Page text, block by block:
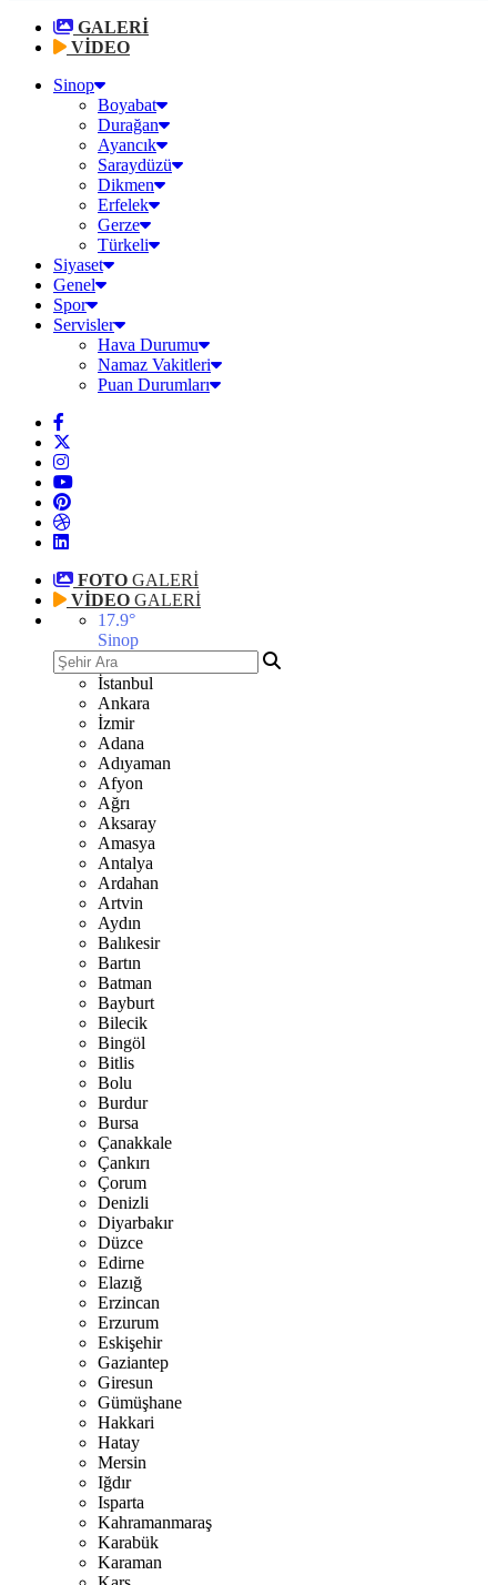
GALERİ
VİDEO
Sinop
Boyabat
Durağan
Ayancık
Saraydüzü
Dikmen
Erfelek
Gerze
Türkeli
Siyaset
Genel
Spor
Servisler
Hava Durumu
Namaz Vakitleri
Puan Durumları
FOTO GALERİ
VİDEO GALERİ
17.9°
Sinop
İstanbul
Ankara
İzmir
Adana
Adıyaman
Afyon
Ağrı
Aksaray
Amasya
Antalya
Ardahan
Artvin
Aydın
Balıkesir
Bartın
Batman
Bayburt
Bilecik
Bingöl
Bitlis
Bolu
Burdur
Bursa
Çanakkale
Çankırı
Çorum
Denizli
Diyarbakır
Düzce
Edirne
Elazığ
Erzincan
Erzurum
Eskişehir
Gaziantep
Giresun
Gümüşhane
Hakkari
Hatay
Mersin
Iğdır
Isparta
Kahramanmaraş
Karabük
Karaman